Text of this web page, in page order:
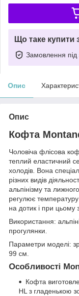
Що таке купити
Замовлення під
Опис
Опис
Кофта
Чоловіча флісова
теплий еластичний
холодів. Вона
різних видів
альпінізму та
регулює температуру
на дотик і при цьому
Використання:
прогулянки.
Параметри моделі:
99 см.
Особливості
Кофта
HL з гладенькою